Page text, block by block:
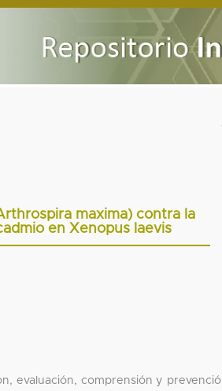
maxima) contra la
en Xenopus laevis
evaluación, comprensión y